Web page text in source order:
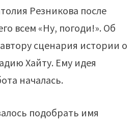
Резникова после
всем «Ну, погоди!». Об
сценария истории о
Хайту. Ему идея
началась.
подобрать имя